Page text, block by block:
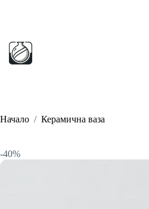
Начало / Керамична ваза
-40%